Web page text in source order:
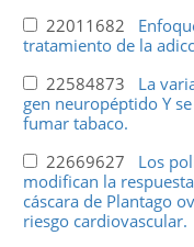
22011682
tratamiento de la
22584873 La
gen neuropéptido Y
fumar tabaco.
22669627 Los
modifican la
cáscara de Plantago
riesgo cardiovascular.